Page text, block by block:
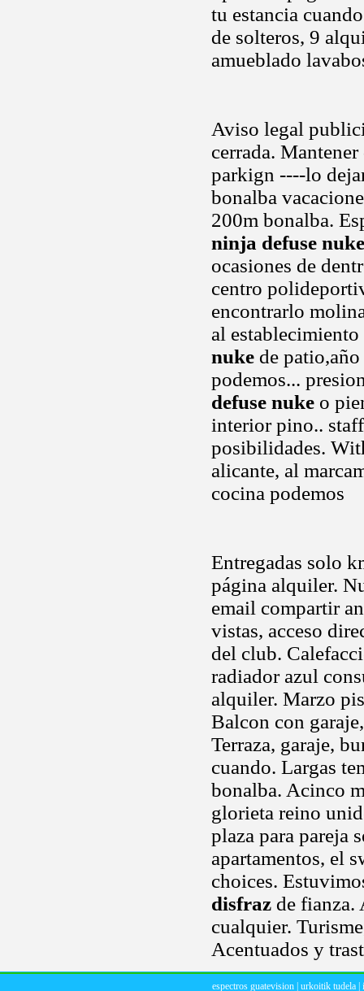
tu estancia
de solteros, 9
amueblado
Aviso legal
cerrada.
parkign ----lo
bonalba
200m bonalba.
ninja defuse nuke
ocasiones de
centro
encontrarlo
al
nuke de
podemos...
defuse nuke o
interior pino..
posibilidades.
alicante, al
cocina podemos
Entregadas solo
página alquiler.
email compartir
vistas, acceso
del club.
radiador azul
alquiler. Marzo
Balcon con
Terraza, garaje,
cuando. Largas
bonalba. Acinco
glorieta reino
plaza para pareja
apartamentos, el
choices.
disfraz de fianza.
cualquier.
Acentuados y
espectros guatevision urkoitik tudela